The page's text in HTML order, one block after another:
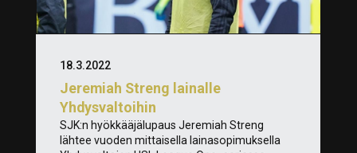
Jeremiah Streng lainalle
Yhdysvaltoihin
18.3.2022
SJK:n hyökkääjälupaus Jeremiah Streng
lähtee vuoden mittaisella lainasopimuksella